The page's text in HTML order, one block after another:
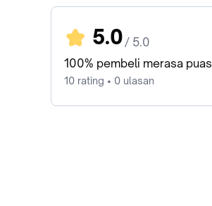
5.0/ 5.0
100% pembeli merasa puas
10 rating • 0 ulasan